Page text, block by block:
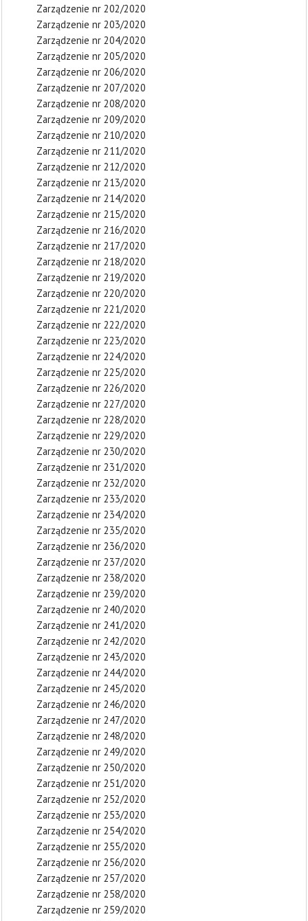
Zarządzenie nr 202/2020
Zarządzenie nr 203/2020
Zarządzenie nr 204/2020
Zarządzenie nr 205/2020
Zarządzenie nr 206/2020
Zarządzenie nr 207/2020
Zarządzenie nr 208/2020
Zarządzenie nr 209/2020
Zarządzenie nr 210/2020
Zarządzenie nr 211/2020
Zarządzenie nr 212/2020
Zarządzenie nr 213/2020
Zarządzenie nr 214/2020
Zarządzenie nr 215/2020
Zarządzenie nr 216/2020
Zarządzenie nr 217/2020
Zarządzenie nr 218/2020
Zarządzenie nr 219/2020
Zarządzenie nr 220/2020
Zarządzenie nr 221/2020
Zarządzenie nr 222/2020
Zarządzenie nr 223/2020
Zarządzenie nr 224/2020
Zarządzenie nr 225/2020
Zarządzenie nr 226/2020
Zarządzenie nr 227/2020
Zarządzenie nr 228/2020
Zarządzenie nr 229/2020
Zarządzenie nr 230/2020
Zarządzenie nr 231/2020
Zarządzenie nr 232/2020
Zarządzenie nr 233/2020
Zarządzenie nr 234/2020
Zarządzenie nr 235/2020
Zarządzenie nr 236/2020
Zarządzenie nr 237/2020
Zarządzenie nr 238/2020
Zarządzenie nr 239/2020
Zarządzenie nr 240/2020
Zarządzenie nr 241/2020
Zarządzenie nr 242/2020
Zarządzenie nr 243/2020
Zarządzenie nr 244/2020
Zarządzenie nr 245/2020
Zarządzenie nr 246/2020
Zarządzenie nr 247/2020
Zarządzenie nr 248/2020
Zarządzenie nr 249/2020
Zarządzenie nr 250/2020
Zarządzenie nr 251/2020
Zarządzenie nr 252/2020
Zarządzenie nr 253/2020
Zarządzenie nr 254/2020
Zarządzenie nr 255/2020
Zarządzenie nr 256/2020
Zarządzenie nr 257/2020
Zarządzenie nr 258/2020
Zarządzenie nr 259/2020